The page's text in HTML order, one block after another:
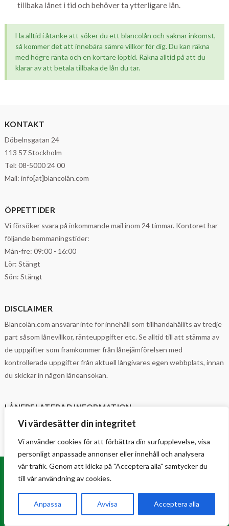
Vi värdesätter din integritet
Vi använder cookies för att förbättra din surfupplevelse, visa
personligt anpassade annonser eller innehåll och analysera
vår trafik. Genom att klicka på "Acceptera alla" samtycker du
till vår användning av cookies.
Anpassa Avvisa Acceptera alla
tillbaka lånet i tid och behöver ta ytterligare lån.
Ha alltid i åtanke att söker du ett blancolån och saknar inkomst,
så kommer det att innebära sämre villkor för dig. Du kan räkna
med högre ränta och en kortare löptid. Räkna alltid på att du
klarar av att betala tillbaka de lån du tar.
KONTAKT
Döbelnsgatan 24
113 57 Stockholm
Tel: 08-5000 24 00
Mail: info[at]blancolån.com
ÖPPETTIDER
Vi försöker svara på inkommande mail inom 24 timmar. Kontoret har
följande bemmaningstider:
Mån-fre: 09:00 - 16:00
Lör: Stängt
Sön: Stängt
DISCLAIMER
Blancolån.com ansvarar inte för innehåll som tillhandahållits av tredje
part såsom lånevillkor, ränteuppgifter etc. Se alltid till att stämma av
de uppgifter som framkommer från lånejämförelsen med
kontrollerade uppgifter från aktuell långivares egen webbplats, innan
du skickar in någon låneansökan.
LÅNERELATERAD INFORMATION
Hallåkonsument - Budget och skuldrådgivning
VILLKOR INTEGRITETSPOLICY
Copyright © 2006-2026 | All Rights Reserved | info(at)blancolån.com